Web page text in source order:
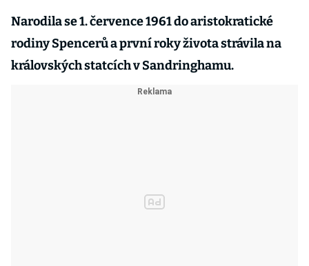
Narodila se 1. července 1961 do aristokratické
rodiny Spencerů a první roky života strávila na
královských statcích v Sandringhamu.